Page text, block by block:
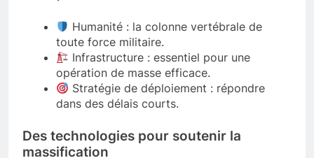
Humanité : la colonne vertébrale de
toute force militaire.
Infrastructure : essentiel pour une
opération de masse efficace.
Stratégie de déploiement : répondre
Des technologies pour soutenir la